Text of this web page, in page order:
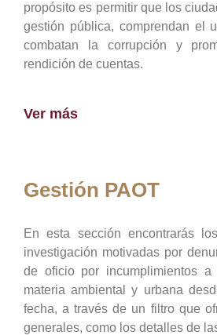
propósito es permitir que los
gestión pública, comprendan el
combatan la corrupción y
rendición de cuentas.
Ver más
Gestión PAOT
En esta sección encontrarás
investigación motivadas por
de oficio por incumplimientos a
materia ambiental y urbana
fecha, a través de un filtro que
generales, como los detalles de